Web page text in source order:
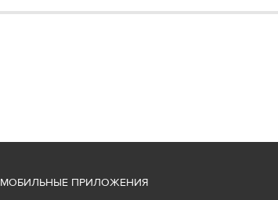
МОБИЛЬНЫЕ ПРИЛОЖЕНИЯ